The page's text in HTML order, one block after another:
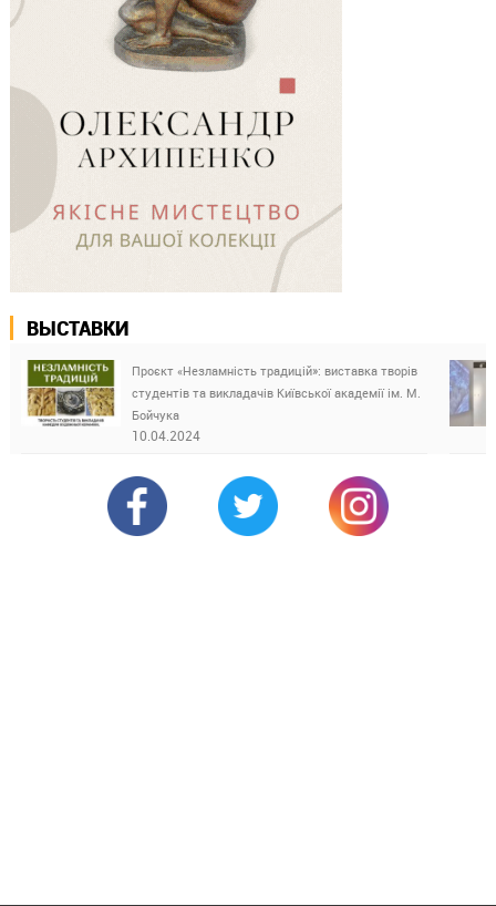
ВЫСТАВКИ
Проєкт «Незламність традицій»: виставка творів
студентів та викладачів Київської академії ім. М.
Бойчука
10.04.2024